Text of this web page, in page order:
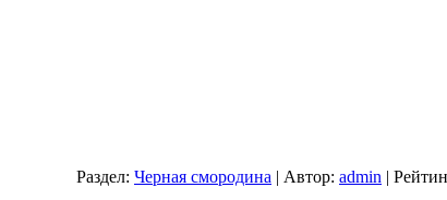
Раздел: Черная смородина | Автор: admin |